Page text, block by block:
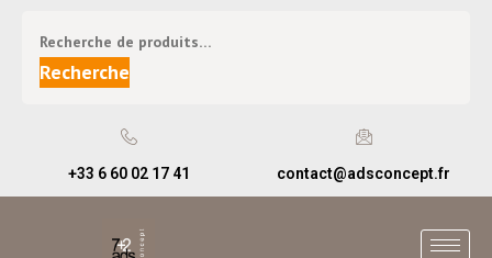
Recherche
+33 6 60 02 17 41 contact@adsconcept.fr